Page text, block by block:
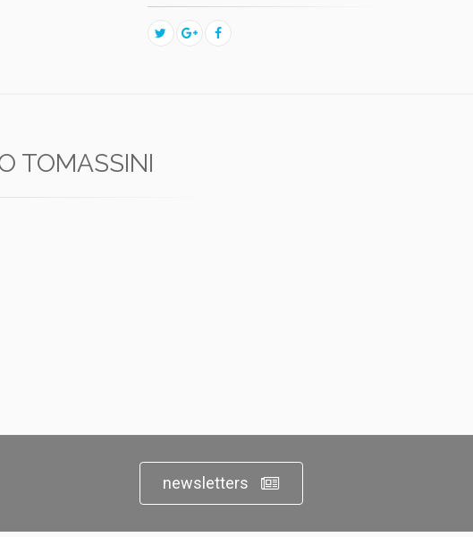
TOMASSINI
newsletters